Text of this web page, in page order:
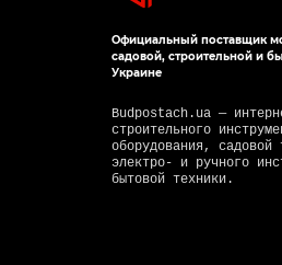
Официальный поставщик
садовой, строительной и
Украине
Budpostach.ua —
строительного
оборудования, садовой
электро- и ручного
бытовой техники.